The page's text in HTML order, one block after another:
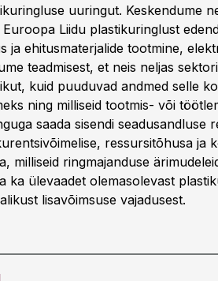
uuringut. Keskendume
Euroopa Liidu plastikuringlust
ja ehitusmaterjalide tootmine,
teadmisest, et neis neljas
kuid puuduvad andmed selle
ning milliseid tootmis- või
saada sisendi seadusandluse
ressursitõhusa ja
milliseid ringmajanduse
ka ülevaadet olemasolevast
lisavõimsuse vajadusest.